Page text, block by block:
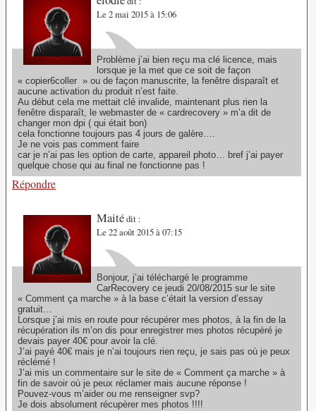
Le 2 mai 2015 à 15:06
Problème j’ai bien reçu ma clé licence, mais
lorsque je la met que ce soit de façon
« copier6coller » ou de façon manuscrite, la fenêtre disparaît et
aucune activation du produit n’est faite.
Au début cela me mettait clé invalide, maintenant plus rien la
fenêtre disparaît, le webmaster de « cardrecovery » m’a dit de
changer mon dpi ( qui était bon)
cela fonctionne toujours pas 4 jours de galère….
Je ne vois pas comment faire
car je n’ai pas les option de carte, appareil photo… bref j’ai payer
quelque chose qui au final ne fonctionne pas !
Répondre
Maitédit :
Le 22 août 2015 à 07:15
Bonjour, j’ai téléchargé le programme
CarRecovery ce jeudi 20/08/2015 sur le site
« Comment ça marche » à la base c’était la version d’essay
gratuit…
Lorsque j’ai mis en route pour récupérer mes photos, à la fin de la
récupération ils m’on dis pour enregistrer mes photos récupèré je
devais payer 40€ pour avoir la clé.
J’ai payé 40€ mais je n’ai toujours rien reçu, je sais pas où je peux
réclémé !
J’ai mis un commentaire sur le site de « Comment ça marche » à
fin de savoir où je peux réclamer mais aucune réponse !
Pouvez-vous m’aider ou me renseigner svp?
Je dois absolument récupèrer mes photos !!!!